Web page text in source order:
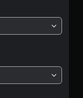
段
階
の
4